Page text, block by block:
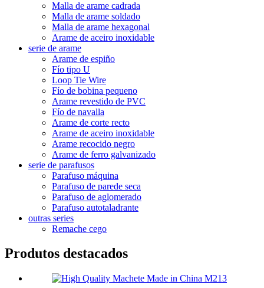
Malla de arame cadrada
Malla de arame soldado
Malla de arame hexagonal
Arame de aceiro inoxidable
serie de arame
Arame de espiño
Fío tipo U
Loop Tie Wire
Fío de bobina pequeno
Arame revestido de PVC
Fío de navalla
Arame de corte recto
Arame de aceiro inoxidable
Arame recocido negro
Arame de ferro galvanizado
serie de parafusos
Parafuso máquina
Parafuso de parede seca
Parafuso de aglomerado
Parafuso autotaladrante
outras series
Remache cego
Produtos destacados